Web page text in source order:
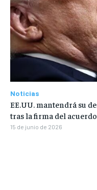
Noticias
EE.UU. mantendrá su
tras la firma del acuerdo
15 de junio de 2026